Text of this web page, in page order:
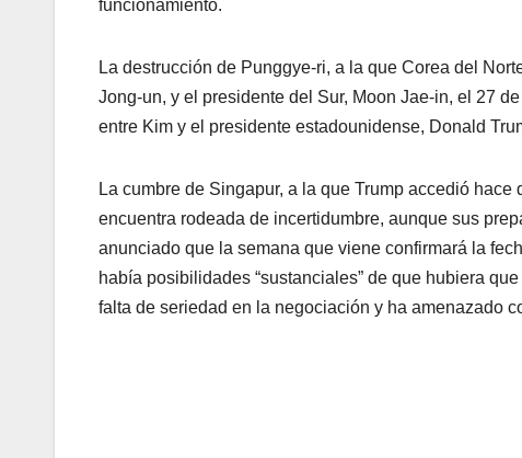
funcionamiento.
La destrucción de Punggye-ri, a la que Corea del
Jong-un, y el presidente del Sur, Moon Jae-in, el 27
entre Kim y el presidente estadounidense, Donald
La cumbre de Singapur, a la que Trump accedió
encuentra rodeada de incertidumbre, aunque sus
anunciado que la semana que viene confirmará la
había posibilidades “sustanciales” de que hubiera
falta de seriedad en la negociación y ha amenazado